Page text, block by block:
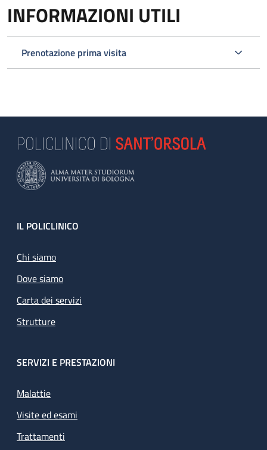
INFORMAZIONI UTILI
Prenotazione prima visita
Footer
IL POLICLINICO
Chi siamo
Dove siamo
Carta dei servizi
Strutture
SERVIZI E PRESTAZIONI
Malattie
Visite ed esami
Trattamenti